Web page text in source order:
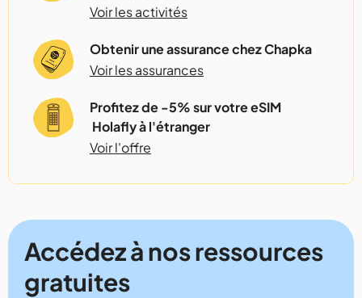
Voir les activités
Obtenir une assurance chez Chapka
Voir les assurances
Profitez de -5% sur votre eSIM
Holafly à l'étranger
Voir l'offre
Accédez à nos ressources
gratuites